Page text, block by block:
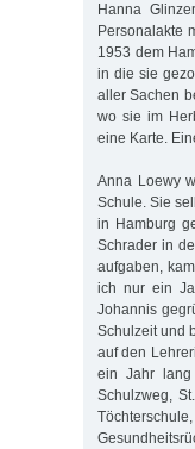
Hanna
Personalakte
1953 dem
in die sie
aller Sachen
wo sie im
eine Karte.
Anna Loewy
Schule. Sie
in Hamburg
Schrader in
aufgaben,
ich nur ein
Johannis
Schulzeit und
auf den
ein Jahr lang
Schulzweg,